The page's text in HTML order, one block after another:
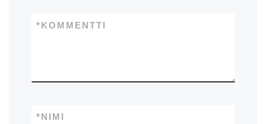
KOMMENTTI
*
NIMI
*